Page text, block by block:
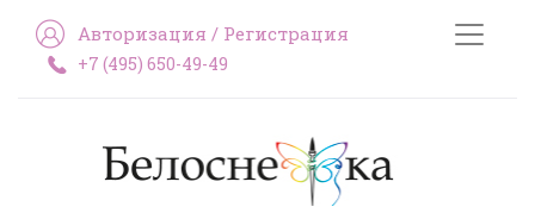
Авторизация / Регистрация
+7 (495) 650-49-49